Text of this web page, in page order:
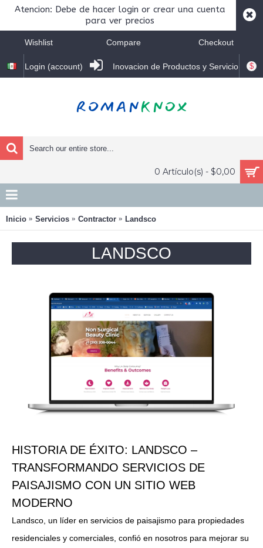
Atencion: Debe de hacer login or crear una cuenta
para ver precios
Wishlist Compare Checkout
$
Login (account) Inovacion de Productos y Servicio
0 Artículo(s) - $0,00
Inicio Servicios Contractor Landsco
LANDSCO
HISTORIA DE ÉXITO: LANDSCO –
TRANSFORMANDO SERVICIOS DE
PAISAJISMO CON UN SITIO WEB
MODERNO
Landsco, un líder en servicios de paisajismo para propiedades
residenciales y comerciales, confió en nosotros para mejorar su